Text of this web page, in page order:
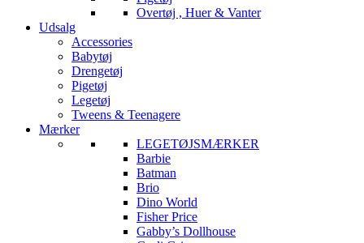
Overtøj , Huer & Vanter
Udsalg
Accessories
Babytøj
Drengetøj
Pigetøj
Legetøj
Tweens & Teenagere
Mærker
LEGETØJSMÆRKER
Barbie
Batman
Brio
Dino World
Fisher Price
Gabby’s Dollhouse